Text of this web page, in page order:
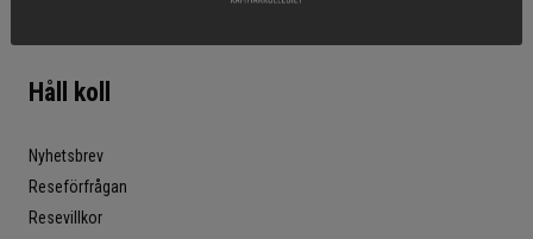
Håll koll
Nyhetsbrev
Reseförfrågan
Resevillkor